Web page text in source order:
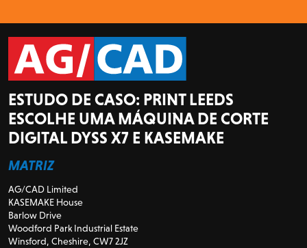
ESTUDO DE CASO: PRINT LEEDS
ESCOLHE UMA MÁQUINA DE CORTE
DIGITAL DYSS X7 E KASEMAKE
MATRIZ
AG/CAD Limited
KASEMAKE House
Barlow Drive
Woodford Park Industrial Estate
Winsford, Cheshire, CW7 2JZ